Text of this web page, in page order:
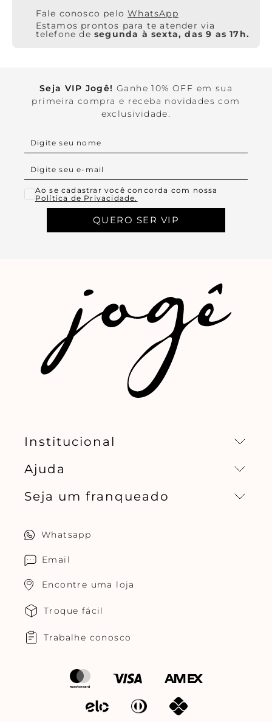
WhatsApp
Estamos prontos para te atender via
telefone de segunda à sexta, das 9 as 17h.
Seja VIP Jogê! Ganhe 10% OFF em sua
primeira compra e receba novidades com
exclusividade.
Ao se cadastrar você concorda com nossa
Política de Privacidade.
QUERO SER VIP
Institucional
Missão, visão e valores
Ajuda
Central de relacionamento
Seja um franqueado
Whatsapp
Email
Encontre uma loja
Troque fácil
Trabalhe conosco